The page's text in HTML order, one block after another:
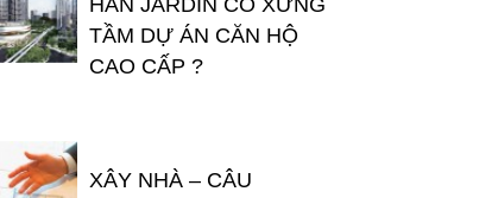
HAN JARDIN CÓ XỨNG
TẦM DỰ ÁN CĂN HỘ
CAO CẤP ?
XÂY NHÀ – CÂU